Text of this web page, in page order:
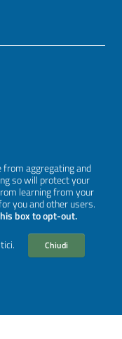
aggregating and
so will protect your
learning from your
you and other users.
box to opt-out.
Chiudi
AgID